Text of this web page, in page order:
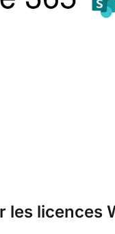
les licences